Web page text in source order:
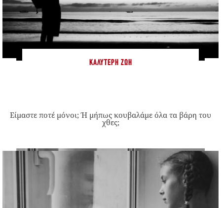
ΚΑΛΎΤΕΡΗ ΖΩΉ
Είμαστε ποτέ μόνοι; Ή μήπως κουβαλάμε όλα τα βάρη του
χθες;